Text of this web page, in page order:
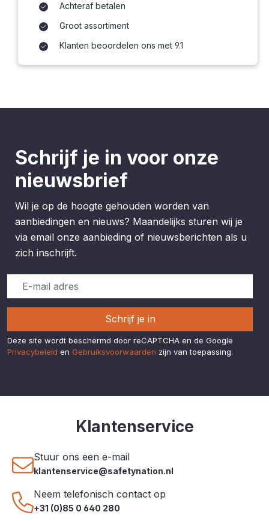
Achteraf betalen
Groot assortiment
Klanten beoordelen ons met 9.1
Schrijf je in voor onze
nieuwsbrief
Wil je op de hoogte gehouden worden van
aanbiedingen en nieuws? Maandelijks sturen wij je
via email onze aanbieding of nieuwsberichten als u
zich inschrijft.
Schrijf je in
Deze site wordt beschermd door reCAPTCHA en de Google
Privacybeleid en Gebruiksvoorwaarden zijn van toepassing.
Klantenservice
Stuur ons een e-mail
klantenservice@safetynation.nl
Neem telefonisch contact op
+31 (0)85 0 640 280